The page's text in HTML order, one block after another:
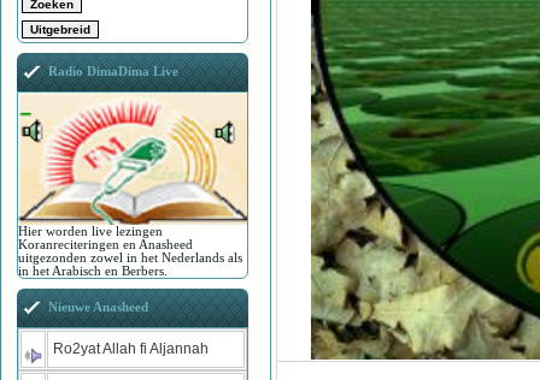
Radio DimaDima Live
Hier worden live lezingen
Koranreciteringen en Anasheed
uitgezonden zowel in het Nederlands als
in het Arabisch en Berbers.
Nieuwe Anasheed
Ro2yat Allah fi Aljannah